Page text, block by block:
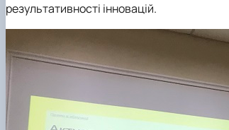
результативності інновацій.